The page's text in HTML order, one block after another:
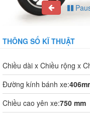
THÔNG SỐ KĨ THUẬT
Chiều dài x Chiều rộng x
Đường kính bánh xe:
Chiều cao yên xe:750 mm